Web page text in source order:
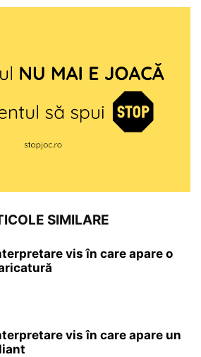
SIMILARE
vis în care apare o
vis în care apare un